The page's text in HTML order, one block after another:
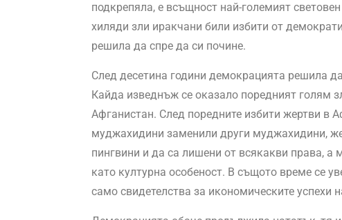
подкрепяла, е всъщност най-големият
хиляди зли иракчани били избити от
решила да спре да си почине.
След десетина години демокрацията решила
Кайда изведнъж се оказало поредният голям
Афганистан. След поредните избити жертви в
муджахидини заменили други муджахидини,
пингвини и да са лишени от всякакви права,
като културна особеност. В същото време се
само свидетелства за икономическите успехи